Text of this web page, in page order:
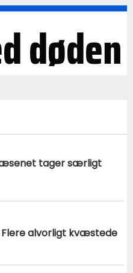
døden
tager særligt
Flere alvorligt kvæstede